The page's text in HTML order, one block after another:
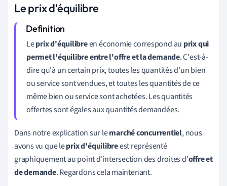
Le prix d'équilibre
Leprix d'équilibreen économie correspond au prix qui
permet l'équilibre entre l'offre et la demande. C'est-à-
dire qu'à un certain prix, toutes les quantités d'un bien
ou service sont vendues, et toutes les quantités de ce
même bien ou service sont achetées. Les quantités
offertes sont égales aux quantités demandées.
Dans notre explication sur lemarché concurrentiel, nous
avons vu que leprix d'équilibreest représenté
graphiquement au point d'intersection des droites d'offre et
de demande. Regardons cela maintenant.